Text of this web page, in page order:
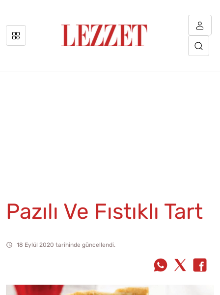
Pazılı Ve Fıstıklı Tart
18 Eylül 2020 tarihinde güncellendi.